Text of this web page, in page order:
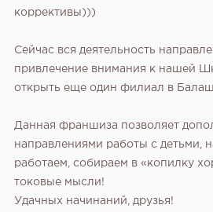
коррективы)))
Сейчас вся деятельность
привлечение внимания к нашей
открыть еще один филиал в
Данная франшиза позволяет
направлениями работы с детьми,
работаем, собираем в «копилку
токовые мысли!
Удачных начинаний, друзья!